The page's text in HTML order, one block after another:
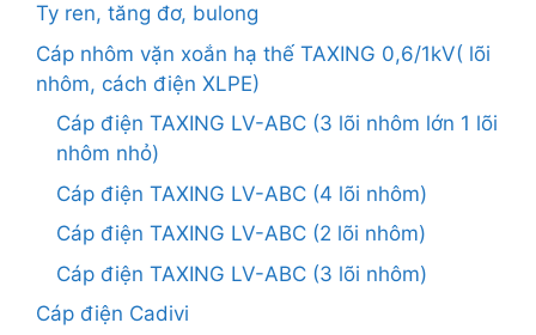
Ty ren, tăng đơ, bulong
Cáp nhôm vặn xoắn hạ thế TAXING 0,6/1kV( lõi
nhôm, cách điện XLPE)
Cáp điện TAXING LV-ABC (3 lõi nhôm lớn 1 lõi
nhôm nhỏ)
Cáp điện TAXING LV-ABC (4 lõi nhôm)
Cáp điện TAXING LV-ABC (2 lõi nhôm)
Cáp điện TAXING LV-ABC (3 lõi nhôm)
Cáp điện Cadivi